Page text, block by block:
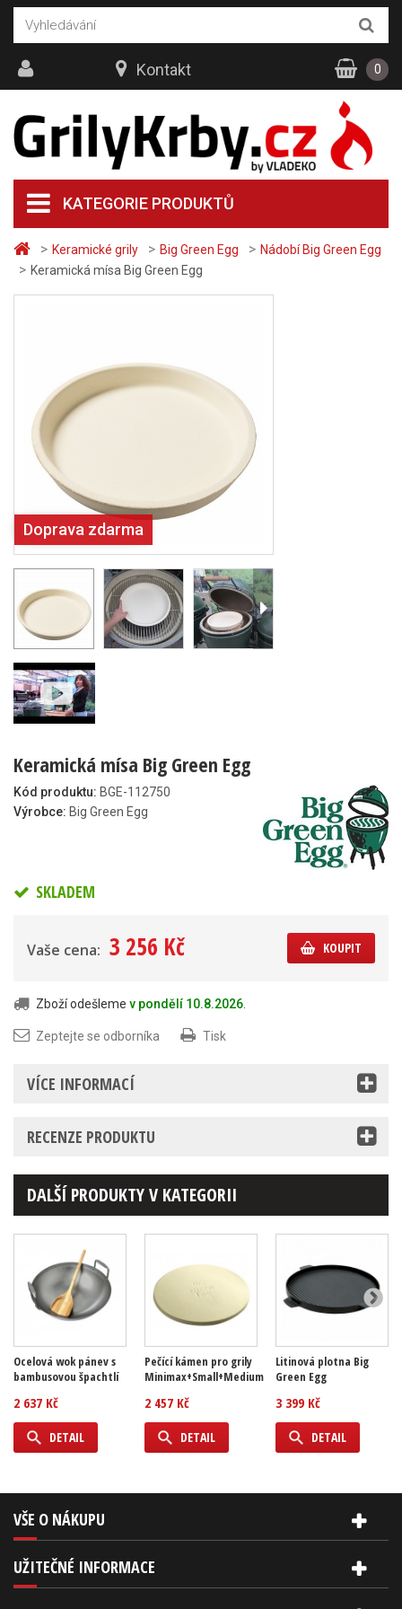
> Keramické grily > Big Green Egg > Nádobí Big Green Egg
> Keramická mísa Big Green Egg
Doprava zdarma
Keramická mísa Big Green Egg
Kód produktu: BGE-112750
Výrobce: Big Green Egg
SKLADEM
Vaše cena: 3 256 Kč KOUPIT
Zboží odešleme v pondělí 10.8.2026
Zeptejte se odborníka Tisk
VÍCE INFORMACÍ
RECENZE PRODUKTU
DALŠÍ PRODUKTY V KATEGORII
Ocelová wok pánev s
bambusovou špachtlí
2 637 Kč
DETAIL
Pečící kámen pro grily
Minimax+Small+Medium
2 457 Kč
DETAIL
Litinová plotna Big
Green Egg
3 399 Kč
DETAIL
KATEGORIE PRODUKTŮ
Kontakt 0
VŠE O NÁKUPU
UŽITEČNÉ INFORMACE